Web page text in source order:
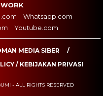
Whatsapp.com
Youtube.com
MEDIA SIBER
/ KEBIJAKAN PRIVASI
- ALL RIGHTS RESERVED